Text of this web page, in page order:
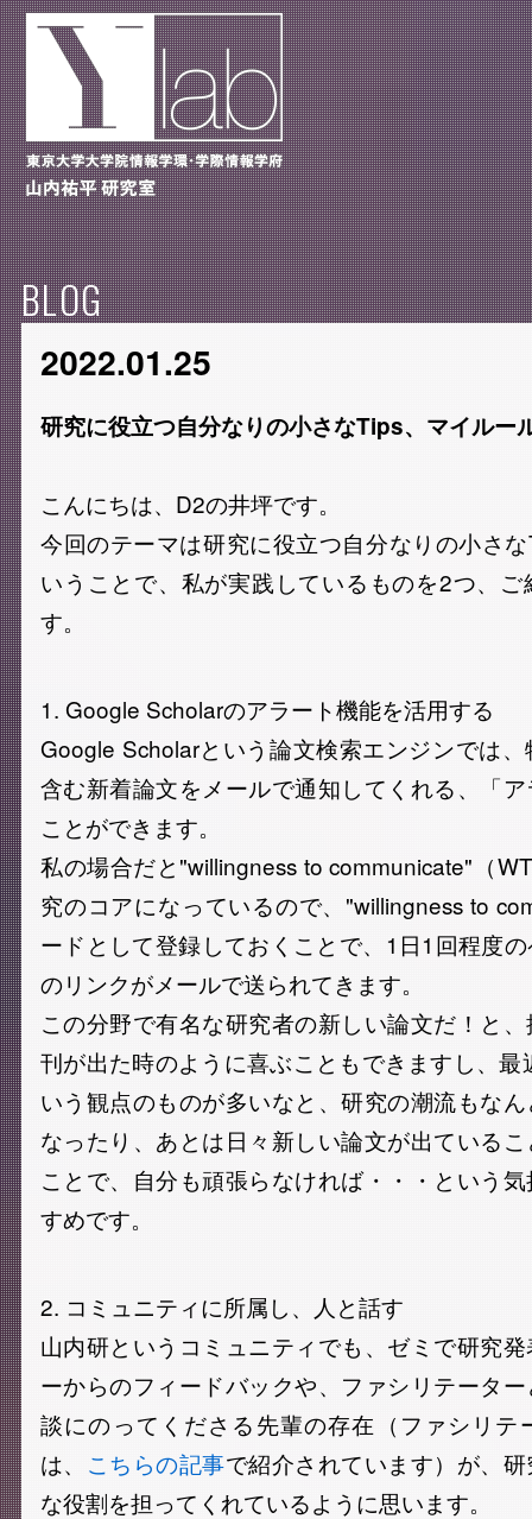
BLOG
2022.01.25
研究に役立つ自分なりの小さなTips、マイルー
こんにちは、D2の井坪です。
今回のテーマは研究に役立つ自分なりの小さ
いうことで、私が実践しているものを2つ、
す。
1. Google Scholarのアラート機能を活用する
Google Scholarという論文検索エンジンでは
含む新着論文をメールで通知してくれる、「
ことができます。
私の場合だと"willingness to communicate"（
究のコアになっているので、"willingness to
ードとして登録しておくことで、1日1回程度
のリンクがメールで送られてきます。
この分野で有名な研究者の新しい論文だ！と
刊が出た時のように喜ぶこともできますし、最
いう観点のものが多いなと、研究の潮流もな
なったり、あとは日々新しい論文が出ている
ことで、自分も頑張らなければ・・・という
すめです。
2. コミュニティに所属し、人と話す
山内研というコミュニティでも、ゼミで研究
ーからのフィードバックや、ファシリテータ
談にのってくださる先輩の存在（ファシリテ
は、 こちらの記事で紹介されています）が、
な役割を担ってくれているように思います。